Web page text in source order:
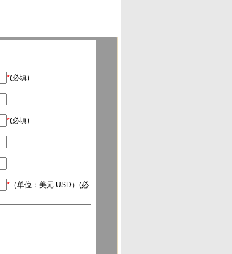
*(必填)
*(必填)
* （单位：美元 USD）(必